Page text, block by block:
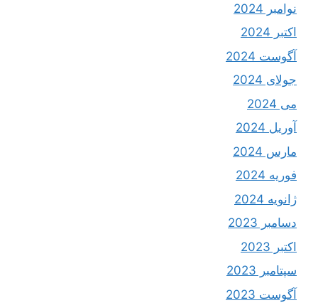
نوامبر 2024
اکتبر 2024
آگوست 2024
جولای 2024
می 2024
آوریل 2024
مارس 2024
فوریه 2024
ژانویه 2024
دسامبر 2023
اکتبر 2023
سپتامبر 2023
آگوست 2023